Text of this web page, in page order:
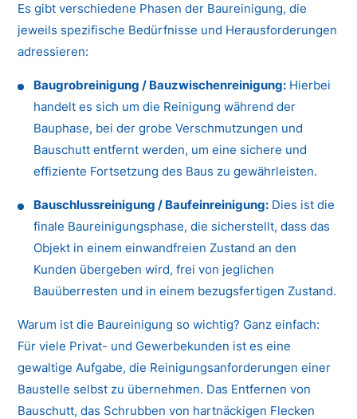
Es gibt verschiedene Phasen der Baureinigung, die
jeweils spezifische Bedürfnisse und Herausforderungen
adressieren:
Baugrobreinigung / Bauzwischenreinigung: Hierbei
handelt es sich um die Reinigung während der
Bauphase, bei der grobe Verschmutzungen und
Bauschutt entfernt werden, um eine sichere und
effiziente Fortsetzung des Baus zu gewährleisten.
Bauschlussreinigung / Baufeinreinigung: Dies ist die
finale Baureinigungsphase, die sicherstellt, dass das
Objekt in einem einwandfreien Zustand an den
Kunden übergeben wird, frei von jeglichen
Bauüberresten und in einem bezugsfertigen Zustand.
Warum ist die Baureinigung so wichtig? Ganz einfach:
Für viele Privat- und Gewerbekunden ist es eine
gewaltige Aufgabe, die Reinigungsanforderungen einer
Baustelle selbst zu übernehmen. Das Entfernen von
Bauschutt, das Schrubben von hartnäckigen Flecken